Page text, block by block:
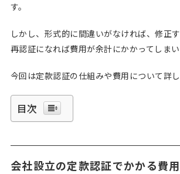
す。
しかし、形式的に間違いがなければ、修正す
再認証になれば費用が余計にかかってしまい
今回は定款認証の仕組みや費用について詳し
目次
会社設立の定款認証でかかる費